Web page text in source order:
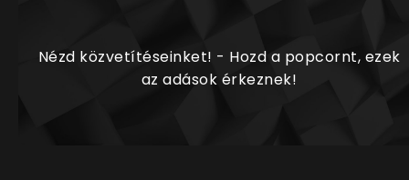
Nézd közvetítéseinket! - Hozd a popcornt, ezek
az adások érkeznek!